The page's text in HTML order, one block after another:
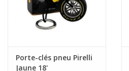
Porte-clés pneu Pirelli
Jaune 18'